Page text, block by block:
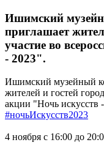
Ишимский
приглашает
участие во
- 2023".
Ишимский музейный
жителей и гостей
акции "Ночь искусств
#ночьИскусств2023
4 ноября с 16:00 до